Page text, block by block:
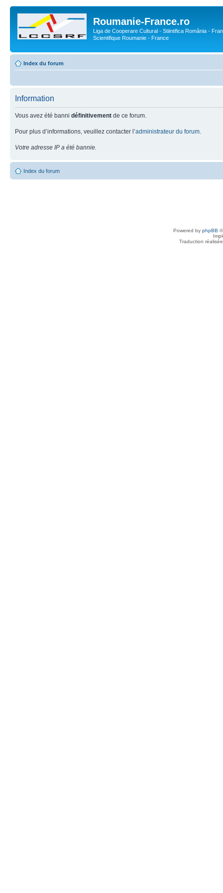
Roumanie-France.ro
Liga de Cooperare Cultural - Stiintifica România -
Scientifique Roumanie - France
Index du forum
Information
Vous avez été banni définitivement de ce forum.
Pour plus d’informations, veuillez contacter l’administrateur du forum
Votre adresse IP a été bannie.
Index du forum
Powered by phpBB
Traduction